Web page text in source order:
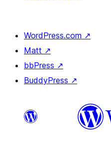
WordPress.com ↗
Matt ↗
bbPress ↗
BuddyPress ↗